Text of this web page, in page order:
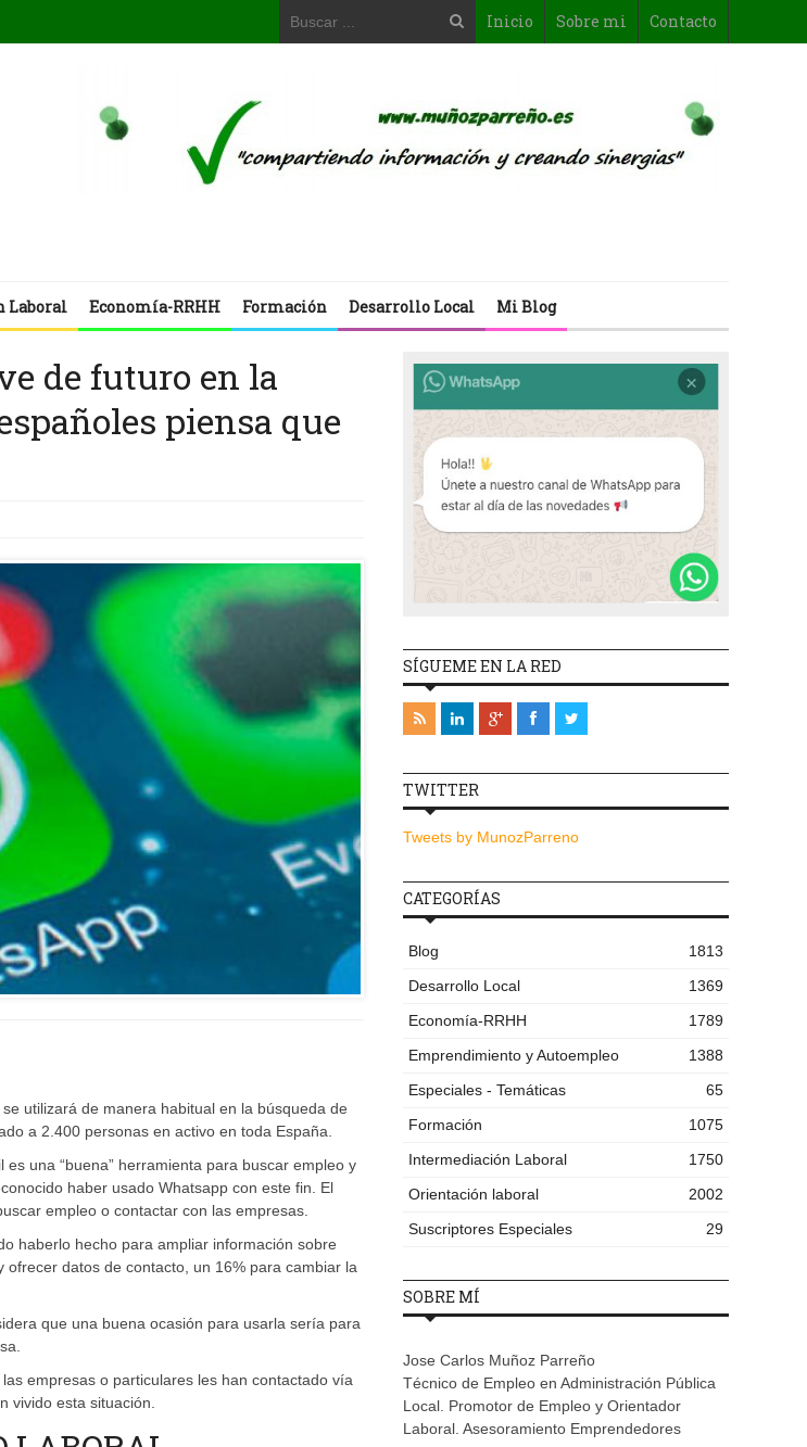
Inicio Sobre mi Contacto
Laboral Economía-RRHH Formación Desarrollo Local Mi Blog
de futuro en la
piensa que
utilizará de manera habitual en la búsqueda de
a 2.400 personas en activo en toda España.
una “buena” herramienta para buscar empleo y
haber usado Whatsapp con este fin. El
empleo o contactar con las empresas.
haberlo hecho para ampliar información sobre
datos de contacto, un 16% para cambiar la
que una buena ocasión para usarla sería para
empresas o particulares les han contactado vía
vivido esta situación.
SÍGUEME EN LA RED
TWITTER
Tweets by MunozParreno
CATEGORÍAS
Blog
1813
Desarrollo Local
1369
Economía-RRHH
1789
Emprendimiento y Autoempleo
1388
Especiales - Temáticas
65
Formación
1075
Intermediación Laboral
1750
Orientación laboral
2002
Suscriptores Especiales
29
SOBRE MÍ
Jose Carlos Muñoz Parreño
Técnico de Empleo en Administración Pública
Local. Promotor de Empleo y Orientador
Laboral. Asesoramiento Emprendedores